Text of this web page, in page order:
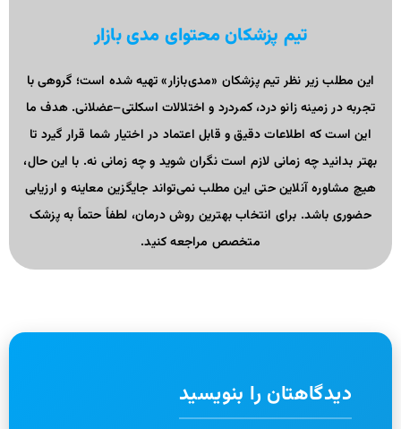
تیم پزشکان محتوای مدی بازار
این مطلب زیر نظر تیم پزشکان «مدی‌بازار» تهیه شده است؛ گروهی با
تجربه در زمینه زانو درد، کمردرد و اختلالات اسکلتی–عضلانی. هدف ما
این است که اطلاعات دقیق و قابل اعتماد در اختیار شما قرار گیرد تا
بهتر بدانید چه زمانی لازم است نگران شوید و چه زمانی نه. با این حال،
هیچ مشاوره آنلاین حتی این مطلب نمی‌تواند جایگزین معاینه و ارزیابی
حضوری باشد. برای انتخاب بهترین روش درمان، لطفاً حتماً به پزشک
متخصص مراجعه کنید.
دیدگاهتان را بنویسید